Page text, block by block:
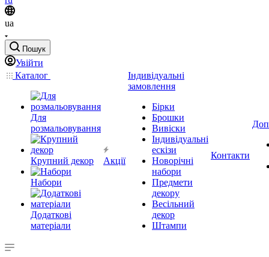
ua
Пошук
Увійти
Каталог
Для
розмальовування
Крупний декор
Набори
Додаткові
матеріали
Акції
Індивідуальні
замовлення
Бірки
Брошки
Вивіски
Індивідуальні
ескізи
Новорічні
набори
Предмети
декору
Весільний
декор
Штампи
Контакти